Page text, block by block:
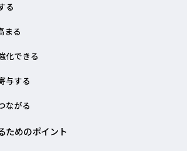
る
まる
化できる
与する
ながる
ためのポイント